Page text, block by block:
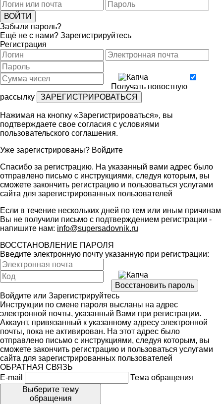
Забыли пароль?
Ещё не с нами? Зарегистрируйтесь
Регистрация
Получать новостную
рассылку
Нажимая на кнопку «Зарегистрироваться», вы
подтверждаете свое согласия с условиями
пользовательского соглашения.
Уже зарегистрированы? Войдите
Спасибо за регистрацию. На указанный вами адрес было
отправлено письмо с инструкциями, следуя которым, вы
сможете закончить регистрацию и пользоваться услугами
сайта для зарегистрированных пользователей
Если в течение нескольких дней по тем или иным причинам
Вы не получили письмо с подтверждением регистрации -
напишите нам: info@supersadovnik.ru
ВОССТАНОВЛЕНИЕ ПАРОЛЯ
Введите электронную почту указанную при регистрации:
Войдите или Зарегистрируйтесь
Инструкции по смене пароля высланы на адрес
электронной почты, указанный Вами при регистрации.
Аккаунт, привязанный к указанному адресу электронной
почты, пока не активирован. На этот адрес было
отправлено письмо с инструкциями, следуя которым, вы
сможете закончить регистрацию и пользоваться услугами
сайта для зарегистрированных пользователей
ОБРАТНАЯ СВЯЗЬ
E-mail
Тема обращения
Выберите тему
обращения